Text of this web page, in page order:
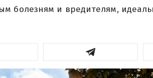
болезням и вредителям,